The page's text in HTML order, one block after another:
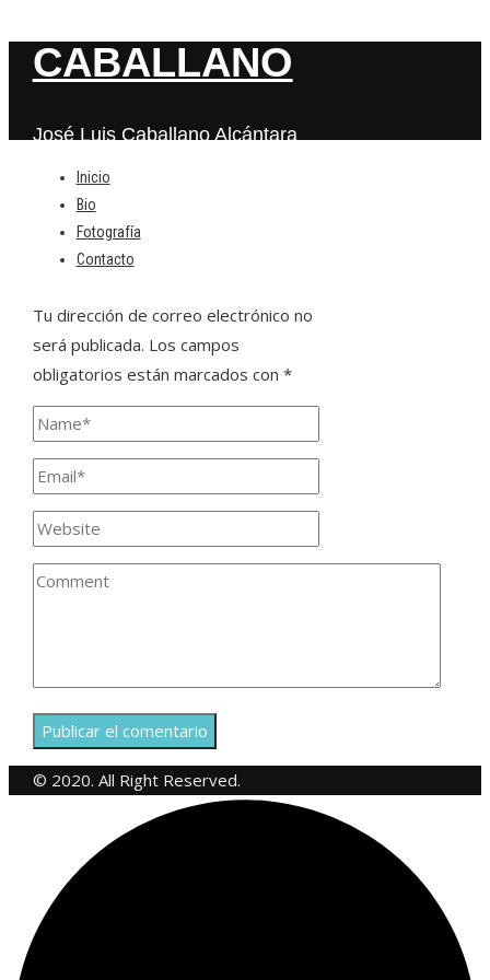
CABALLANO
José Luis Caballano Alcántara
Inicio
Bio
Fotografía
Contacto
Deja una respuesta
Tu dirección de correo electrónico no
será publicada. Los campos
obligatorios están marcados con *
© 2020. All Right Reserved.